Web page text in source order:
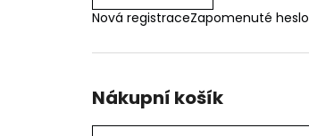
Nová registraceZapomenuté heslo
Nákupní košík